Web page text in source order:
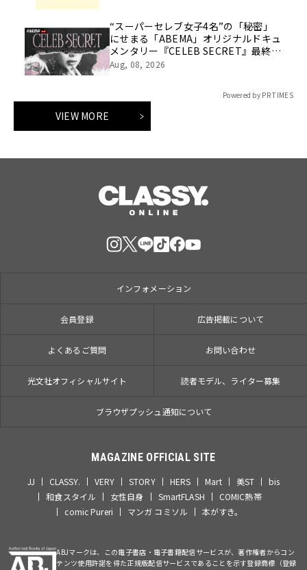
“スーパーセレブ女子4名”の「秘密」
にせまる「ABEMA」オリジナルドキュ
メンタリー『CELEB SECRET』最終話
を目前に、番組MC陣の指原莉乃、満島
Aug, 08, 2026
Powered by PR TIMES
VIEW MORE
インフォメーション
会員登録 広告掲載について
よくあるご質問 お問い合わせ
光文社オフィシャルサイト 読者モデル、ライター募集
ブラウザプッシュ通知について
MAGAZINE OFFICIAL SITE
JJ CLASSY. VERY STORY HERS Mart 美ST
bis
和食スタイル
女性自身 SmartFLASH
COMIC熱帯
comic Pureri
マンガ コミソル 本がすき。
ABJマークは、この電子書店・電子書籍配信サービスが、著作権者からコン
テンツ使用許諾を得た正規版配信サービスであることを示す登録商標（登録